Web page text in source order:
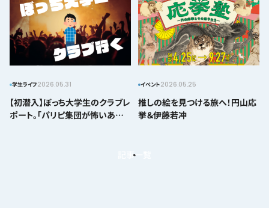
学生ライフ2026.05.31
【初潜入】ぼっち大学生のクラブレ
ポート。「パリピ集団が怖いあな
イベント2026.05.25
推しの絵を見つける旅へ！円山応
挙＆伊藤若冲
記事一覧